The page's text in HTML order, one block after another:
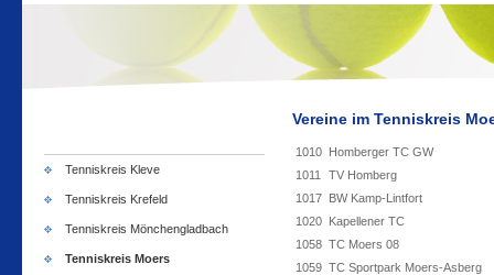
Tenniskreis Kleve
Tenniskreis Krefeld
Tenniskreis Mönchengladbach
Tenniskreis Moers
Vereine im Tenniskreis
1010 Homberger TC GW
1011
TV Homberg
1017 BW Kamp-Lintfort
1020 Kapellener TC
1058 TC Moers 08
1059 TC Sportpark Moers-Asberg